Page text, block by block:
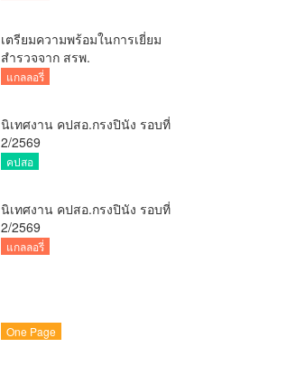
เตรียมความพร้อมในการเยี่ยม
สำรวจจาก สรพ.
แกลลอรี่
นิเทศงาน คปสอ.กรงปินัง รอบที่
2/2569
คปสอ
นิเทศงาน คปสอ.กรงปินัง รอบที่
2/2569
แกลลอรี่
One Page